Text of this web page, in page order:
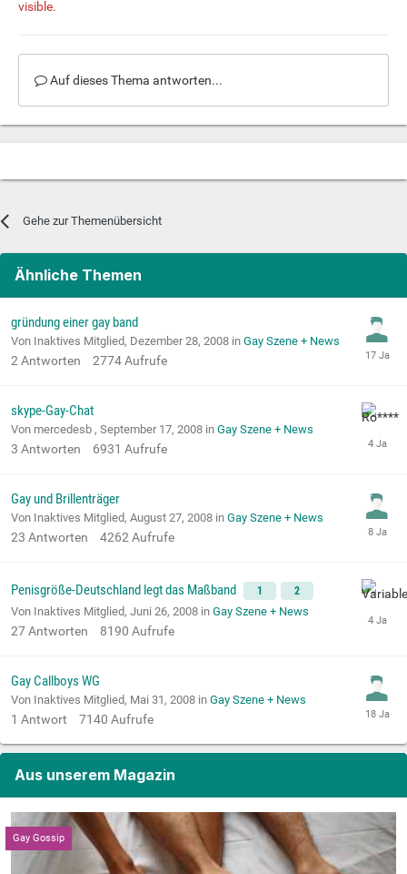
visible.
Auf dieses Thema antworten...
Gehe zur Themenübersicht
Ähnliche Themen
gründung einer gay band
Von Inaktives Mitglied, Dezember 28, 2008 in Gay Szene + News
2 Antworten 2774Aufrufe
skype-Gay-Chat
Von mercedesb , September 17, 2008 in Gay Szene + News
3 Antworten 6931 Aufrufe
Gay und Brillenträger
Von Inaktives Mitglied, August 27, 2008 in Gay Szene + News
23 Antworten 4262 Aufrufe
Penisgröße-Deutschland legt das Maßband 1 2
Von Inaktives Mitglied, Juni 26, 2008 in Gay Szene + News
27Antworten 8190 Aufrufe
Gay Callboys WG
Von Inaktives Mitglied, Mai 31, 2008 in Gay Szene + News
1 Antwort 7140 Aufrufe
Aus unserem Magazin
Gay Gossip